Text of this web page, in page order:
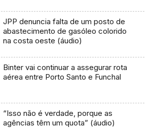
JPP denuncia falta de um posto de
abastecimento de gasóleo colorido
na costa oeste (áudio)
Binter vai continuar a assegurar rota
aérea entre Porto Santo e Funchal
“Isso não é verdade, porque as
agências têm um quota” (áudio)